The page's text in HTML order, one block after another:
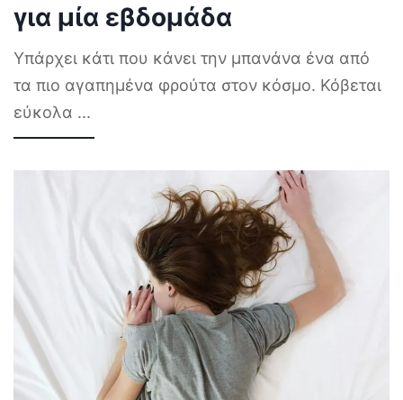
για μία εβδομάδα
Υπάρχει κάτι που κάνει την μπανάνα ένα από
τα πιο αγαπημένα φρούτα στον κόσμο. Κόβεται
εύκολα ...